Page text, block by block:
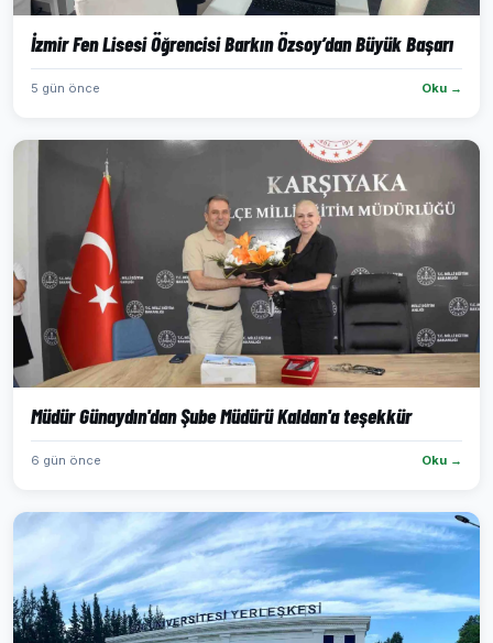
İzmir Fen Lisesi Öğrencisi Barkın Özsoy’dan Büyük Başarı
5 gün önce Oku →
Müdür Günaydın'dan Şube Müdürü Kaldan'a teşekkür
6 gün önce Oku →